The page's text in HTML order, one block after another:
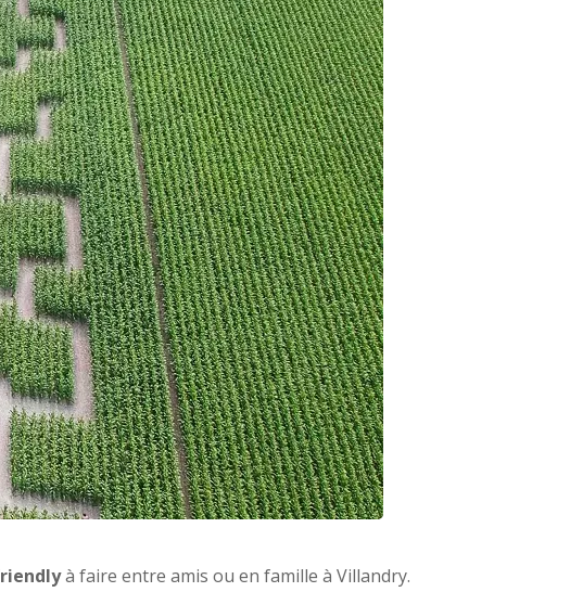
à faire entre amis ou en famille à Villandry.